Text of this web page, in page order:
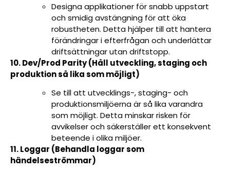
Designa applikationer för snabb uppstart
och smidig avstängning för att öka
robustheten. Detta hjälper till att hantera
förändringar i efterfrågan och underlättar
driftsättningar utan driftstopp.
10. Dev/Prod Parity (Håll utveckling, staging och
produktion så lika som möjligt)
Se till att utvecklings-, staging- och
produktionsmiljöerna är så lika varandra
som möjligt. Detta minskar risken för
avvikelser och säkerställer ett konsekvent
beteende i olika miljöer.
11. Loggar (Behandla loggar som
händelseströmmar)